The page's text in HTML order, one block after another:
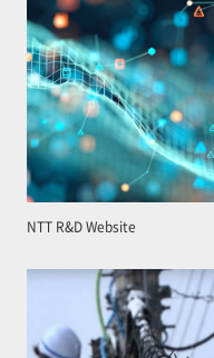
NTT R&D Website